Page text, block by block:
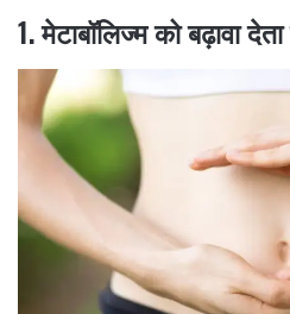
1.मेटाबॉलिज्म को बढ़ावा